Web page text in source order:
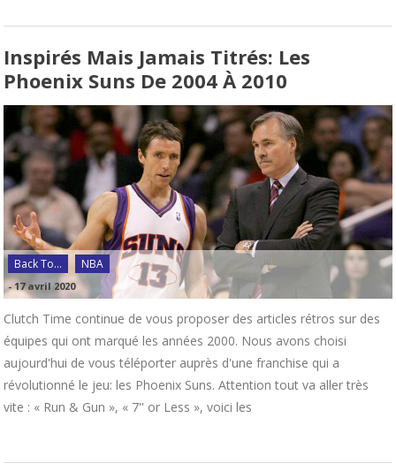
Inspirés Mais Jamais Titrés: Les
Phoenix Suns De 2004 À 2010
Back To... NBA
-17 avril 2020
Clutch Time continue de vous proposer des articles rétros sur des
équipes qui ont marqué les années 2000. Nous avons choisi
aujourd'hui de vous téléporter auprès d'une franchise qui a
révolutionné le jeu: les Phoenix Suns. Attention tout va aller très
vite : « Run & Gun », « 7'' or Less », voici les